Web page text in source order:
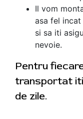
Il vom
asa fel
si sa iti
nevoie.
Pentru
transportat iti
de zile.